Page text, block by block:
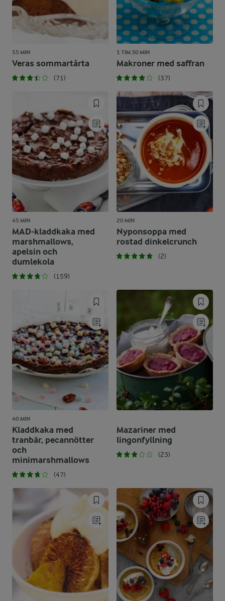
55 MIN
Veras sommartårta
(71)
1 TIM 30 MIN
Makroner med saffran
(37)
45 MIN
MAD-kladdkaka med
marshmallows,
apelsin och
dumlekola
(159)
20 MIN
Nyponsoppa med
rostad dinkelcrunch
(2)
40 MIN
Kladdkaka med
tranbär, pecannötter
och
minimarshmallows
(47)
Mazariner med
lingonfyllning
(23)